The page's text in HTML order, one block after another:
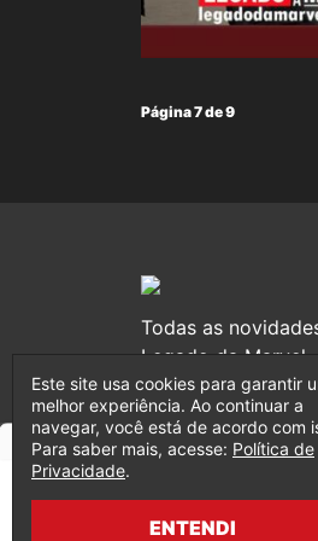
Página 7 de 9
Todas as
Legado da
© 2017-2026 Legado da
Este site usa cookies para garantir
melhor experiência. Ao continuar a
navegar, você está de acordo com
Para saber mais, acesse: Política de
Privacidade.
ENTENDI